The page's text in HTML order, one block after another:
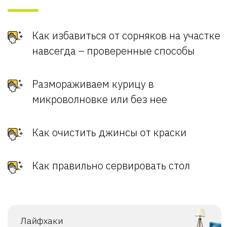
Как избавиться от сорняков на участке
навсегда – проверенные способы
Размораживаем курицу в
микроволновке или без нее
Как очистить джинсы от краски
Как правильно сервировать стол
Лайфхаки